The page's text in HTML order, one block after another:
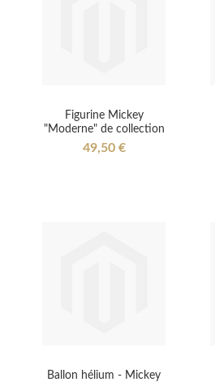
Figurine Mickey
"Moderne" de collection
49,50 €
Ballon hélium - Mickey